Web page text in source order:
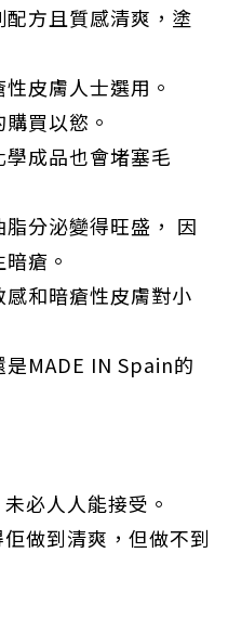
方且質感清爽，塗
皮膚人士選用。
買以慾。
成品也會堵塞毛
分泌變得旺盛， 因
瘡。
和暗瘡性皮膚對小
MADE IN Spain的
必人人能接受。
做到清爽，但做不到